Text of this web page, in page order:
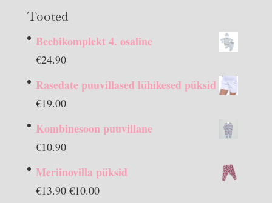
Tooted
Beebikomplekt 4. osaline
€24.90
Rasedate puuvillased lühikesed püksid
€19.00
Kombinesoon puuvillane
€10.90
Meriinovilla püksid
€13.90 Algne
€10.00Praegune